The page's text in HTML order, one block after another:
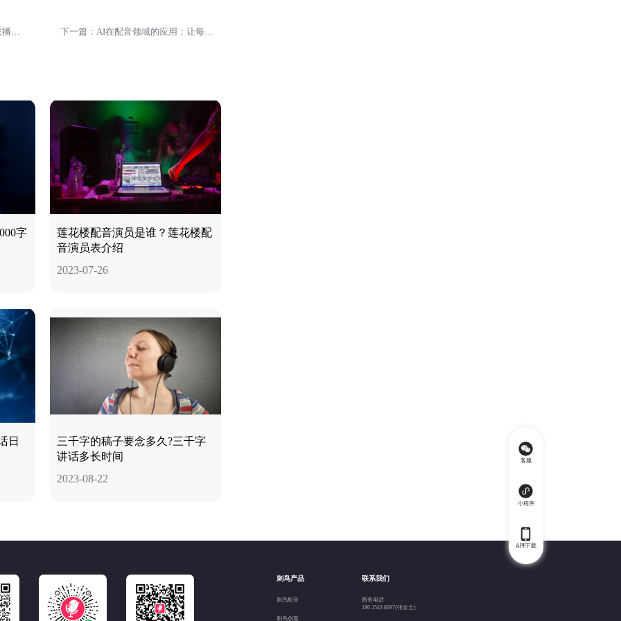
上一篇：新闻联播跟读原稿-新闻联播完整版文字 下一篇：AI在配音领域的应用：让每位大咖都能发声
字
莲花楼配音演员是谁？莲花楼配
音演员表介绍
2023-07-26
日
三千字的稿子要念多久?三千字
讲话多长时间
2023-08-22
刺鸟产品
刺鸟配音
刺鸟创客
联系我们
商务电话
180 2543 8697(张女士)
客服
小程序
APP下载